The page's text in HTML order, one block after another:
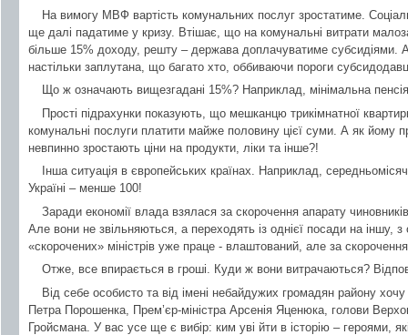
На вимогу МВФ вартість комунальних послуг зростатиме.
ще далі падатиме у кризу. Втішає, що на комунальні витрати
більше 15% доходу, решту – держава доплачуватиме субсидіями.
настільки заплутана, що багато хто, оббиваючи пороги
Що ж означають вищезгадані 15%? Наприклад, мінімальна
Прості підрахунки показують, що мешканцю трикімнатної
комунальні послуги платити майже половину цієї суми. А як йому
невпинно зростають ціни на продукти, ліки та інше?!
Інша ситуація в європейських країнах. Наприклад,
Україні – менше 100!
Заради економії влада взялася за скорочення апарату
Але вони не звільняються, а переходять із однієї посади на іншу, з
«скорочених» міністрів уже праце - влаштований, але за
Отже, все впирається в гроші. Куди ж вони витрачаються?
Від себе особисто та від імені небайдужих громадян району
Петра Порошенка, Прем’єр-міністра Арсенія Яценюка, голови
Гройсмана. У вас усе ще є вибір: ким уві йти в історію – героями,